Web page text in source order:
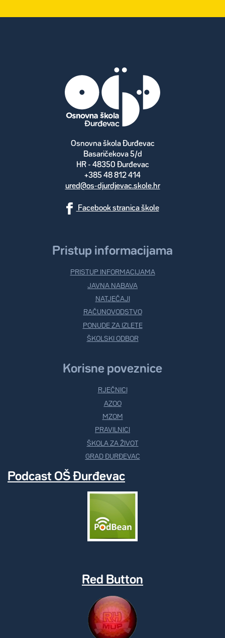
Osnovna škola Đurđevac
Basaričekova 5/d
HR - 48350 Đurđevac
+385 48 812 414
ured@os-djurdjevac.skole.hr
Facebook stranica škole
Pristup informacijama
PRISTUP INFORMACIJAMA
JAVNA NABAVA
NATJEČAJI
RAČUNOVODSTVO
PONUDE ZA IZLETE
ŠKOLSKI ODBOR
Korisne poveznice
RJEČNICI
AZOO
MZOM
PRAVILNICI
ŠKOLA ZA ŽIVOT
GRAD ĐURĐEVAC
Podcast OŠ Đurđevac
Red Button